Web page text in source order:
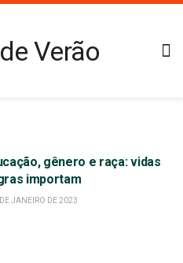
gênero e raça: vidas
importam
JANEIRO DE 2023